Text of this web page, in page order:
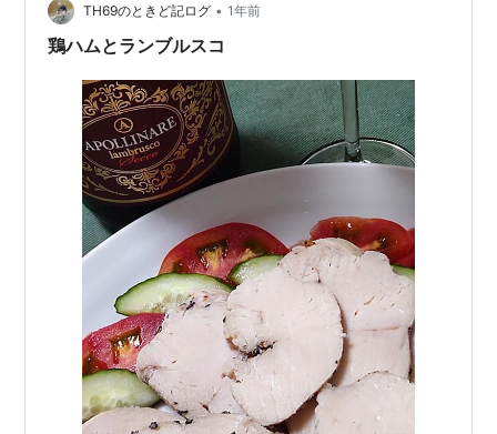
TH69のときど記ログ • 1年前
鶏ハムとランブルスコ